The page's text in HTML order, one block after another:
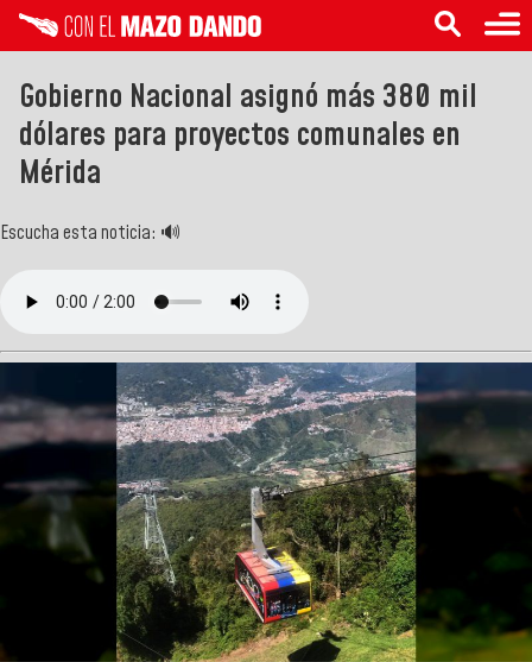
Gobierno Nacional asignó más 380 mil
dólares para proyectos comunales en
Mérida
Escucha esta noticia: 🔊